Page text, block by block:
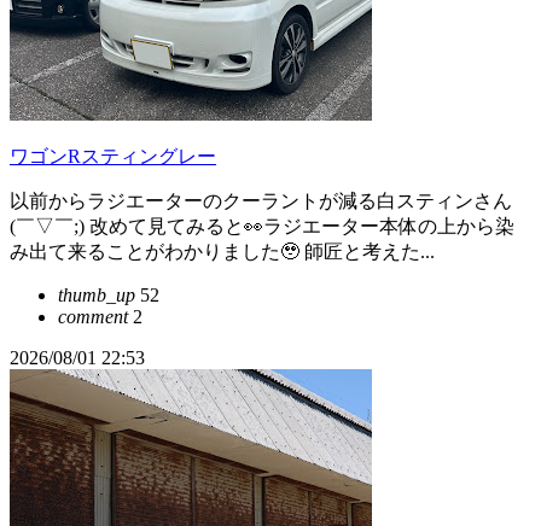
ワゴンRスティングレー
以前からラジエーターのクーラントが減る白スティンさん
(￣▽￣;) 改めて見てみると👀ラジエーター本体の上から染
み出て来ることがわかりました🥹 師匠と考えた...
thumb_up 52
comment2
2026/08/01 22:53